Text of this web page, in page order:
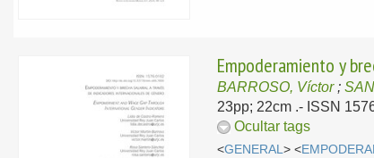
Empoderamiento y
BARROSO, Víctor;
23pp; 22cm .- ISSN
Ocultar tags
<GENERAL> <